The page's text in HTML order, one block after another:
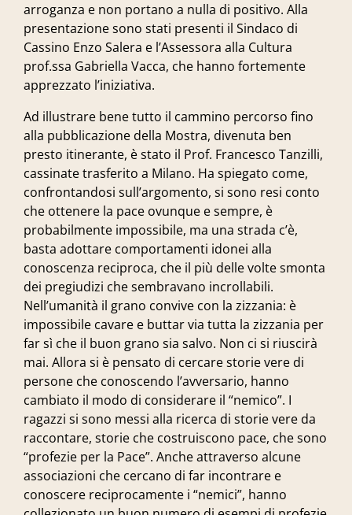
arroganza e non portano a nulla di positivo. Alla
presentazione sono stati presenti il Sindaco di
Cassino Enzo Salera e l’Assessora alla Cultura
prof.ssa Gabriella Vacca, che hanno fortemente
apprezzato l’iniziativa.
Ad illustrare bene tutto il cammino percorso fino
alla pubblicazione della Mostra, divenuta ben
presto itinerante, è stato il Prof. Francesco Tanzilli,
cassinate trasferito a Milano. Ha spiegato come,
confrontandosi sull’argomento, si sono resi conto
che ottenere la pace ovunque e sempre, è
probabilmente impossibile, ma una strada c’è,
basta adottare comportamenti idonei alla
conoscenza reciproca, che il più delle volte smonta
dei pregiudizi che sembravano incrollabili.
Nell’umanità il grano convive con la zizzania: è
impossibile cavare e buttar via tutta la zizzania per
far sì che il buon grano sia salvo. Non ci si riuscirà
mai. Allora si è pensato di cercare storie vere di
persone che conoscendo l’avversario, hanno
cambiato il modo di considerare il “nemico”. I
ragazzi si sono messi alla ricerca di storie vere da
raccontare, storie che costruiscono pace, che sono
“profezie per la Pace”. Anche attraverso alcune
associazioni che cercano di far incontrare e
conoscere reciprocamente i “nemici”, hanno